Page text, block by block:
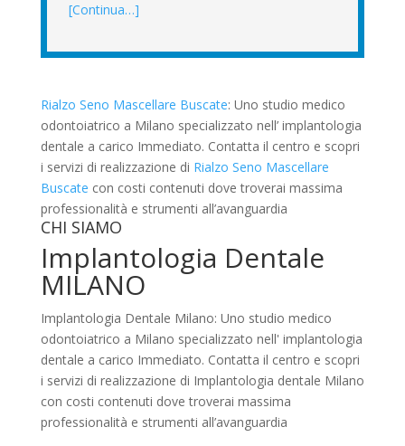
[Continua…]
Rialzo Seno Mascellare Buscate: Uno studio medico
odontoiatrico a Milano specializzato nell’ implantologia
dentale a carico Immediato. Contatta il centro e scopri
i servizi di realizzazione di Rialzo Seno Mascellare
Buscate con costi contenuti dove troverai massima
professionalità e strumenti all’avanguardia
CHI SIAMO
Implantologia Dentale
MILANO
Implantologia Dentale Milano: Uno studio medico
odontoiatrico a Milano specializzato nell' implantologia
dentale a carico Immediato. Contatta il centro e scopri
i servizi di realizzazione di Implantologia dentale Milano
con costi contenuti dove troverai massima
professionalità e strumenti all’avanguardia